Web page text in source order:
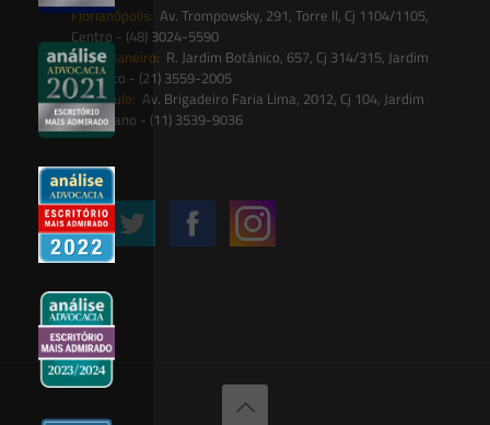
Florianópolis: Av. Trompowsky, 291, Torre II, Cj 1104/1105,
Centro - (48) 3024-5590
Rio de Janeiro: R. Jardim Botânico, 657, Cj 314/315, Jardim
Botânico - (21) 3559-2005
São Paulo: Av. Brigadeiro Faria Lima, 2012, Cj 104, Jardim
Paulistano - (11) 3539-9036
Siga-nos